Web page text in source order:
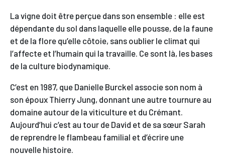
La vigne doit être perçue dans son ensemble : elle est
dépendante du sol dans laquelle elle pousse, de la faune
et de la flore qu’elle côtoie, sans oublier le climat qui
l’affecte et l’humain qui la travaille. Ce sont là, les bases
de la culture biodynamique.
C’est en 1987, que Danielle Burckel associe son nom à
son époux Thierry Jung, donnant une autre tournure au
domaine autour de la viticulture et du Crémant.
Aujourd’hui c’est au tour de David et de sa sœur Sarah
de reprendre le flambeau familial et d’écrire une
nouvelle histoire.